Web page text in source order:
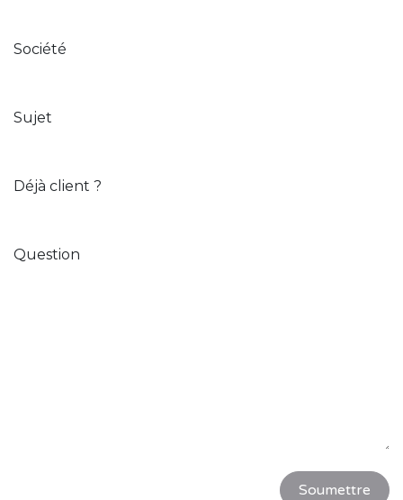
Société
Sujet
Déjà client ?
Question
Soumettre